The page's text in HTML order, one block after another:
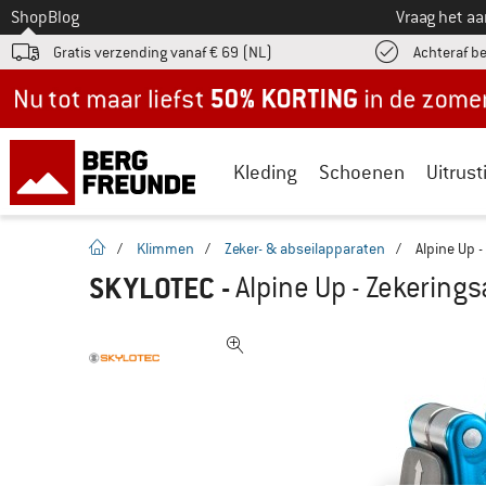
Naar
ShopBlog Vraag het
Gratis verzending vanaf € 69 (NL) Achteraf
Kleding Schoenen
Startpagina
/ Klimmen / Zeker- & abseilapparaten / Alpine Up
SKYLOTEC -Alpine Up -